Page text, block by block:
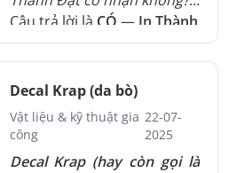
Câu trả lời là CÓ — In Thành
Đạtluôn hỗ trợ in ấn linh
hoạt,phù hợp với mọi nhu
cầu, từin lẻ – in test – in gấp
in số lượng lớn theo
đơn hàng doanh nghiệp.
Decal Krap (da bò)
Vật liệu & kỹ thuật gia
công
22-07-
2025
Decal Krap (hay còn gọi là